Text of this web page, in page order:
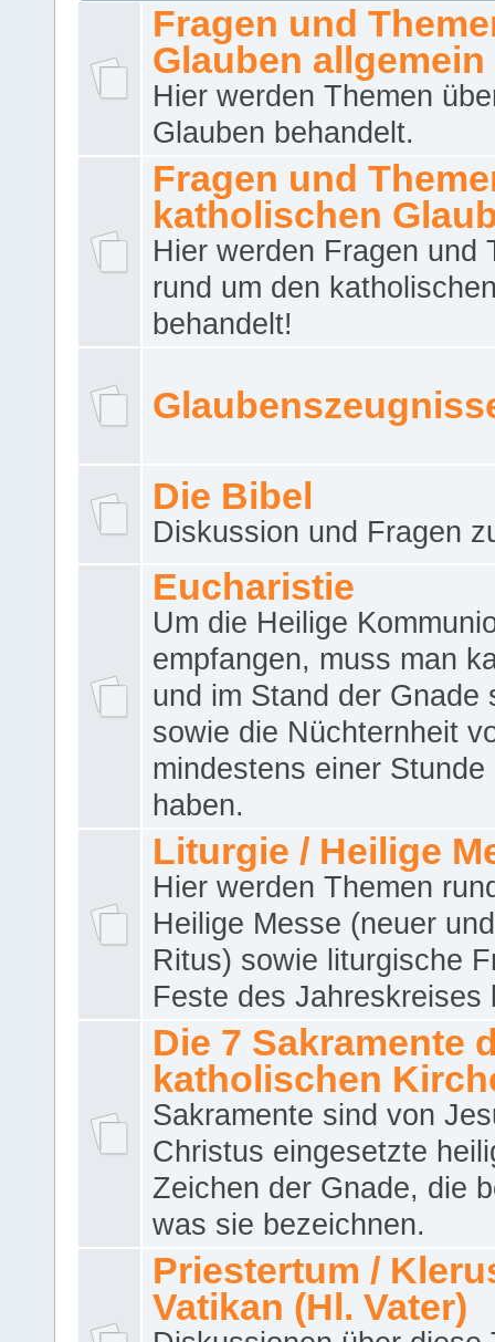
Fragen und
Glauben allgemein
Hier werden Themen
Glauben behandelt.
Fragen und
katholischen
Hier werden Fragen und
rund um den
behandelt!
Die Bibel
Diskussion und Fragen
Eucharistie
Um die Heilige
empfangen, muss man
und im Stand der Gnade
sowie die Nüchternheit
mindestens einer Stunde
haben.
Liturgie / Heilige
Hier werden Themen
Heilige Messe (neuer
Ritus) sowie liturgische
Feste des Jahreskreises
Die 7 Sakramente
katholischen
Sakramente sind von
Christus eingesetzte
Zeichen der Gnade, die
was sie bezeichnen.
Priestertum /
Vatikan (Hl. Vater)